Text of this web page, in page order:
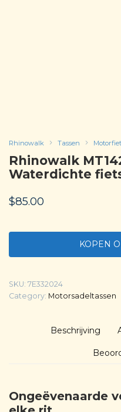
Rhinowalk Tassen
Rhinowalk
Waterdichte
$85.00
KOPEN
SKU: 7E332024
Category: Motorsadeltassen
Beschrijving
Ongeëvenaarde